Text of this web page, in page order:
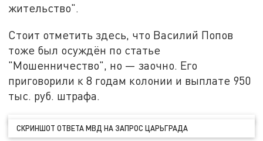
жительство".
Стоит отметить здесь, что Василий Попов
тоже был осуждён по статье
"Мошенничество", но — заочно. Его
приговорили к 8 годам колонии и выплате 950
тыс. руб. штрафа.
СКРИНШОТ ОТВЕТА МВД НА ЗАПРОС ЦАРЬГРАДА